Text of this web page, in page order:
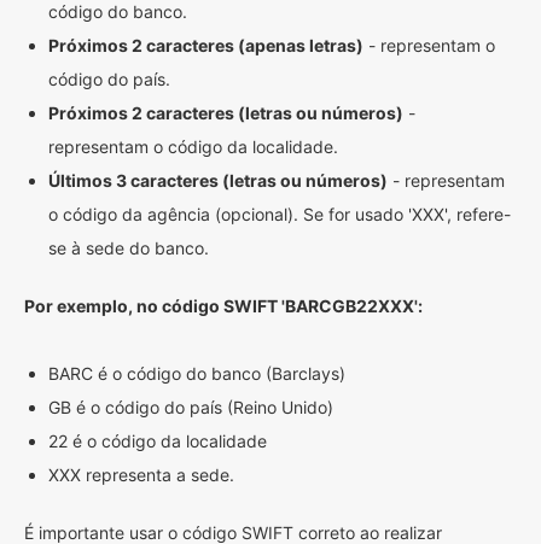
código do banco.
Próximos 2 caracteres (apenas letras) - representam o
código do país.
Próximos 2 caracteres (letras ou números) -
representam o código da localidade.
Últimos 3 caracteres (letras ou números) - representam
o código da agência (opcional). Se for usado 'XXX', refere-
se à sede do banco.
Por exemplo, no código SWIFT 'BARCGB22XXX':
BARC é o código do banco (Barclays)
GB é o código do país (Reino Unido)
22 é o código da localidade
XXX representa a sede.
É importante usar o código SWIFT correto ao realizar